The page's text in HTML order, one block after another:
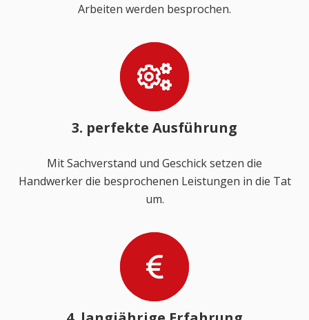
Arbeiten werden besprochen.
3. perfekte Ausführung
Mit Sachverstand und Geschick setzen die
Handwerker die besprochenen Leistungen in die Tat
um.